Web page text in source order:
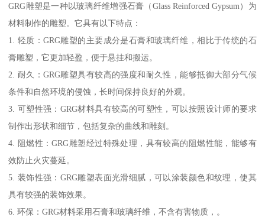
GRG雕塑是一种以玻璃纤维增强石膏（Glass Reinforced Gypsum）为
材料制作的雕塑。它具有以下特点：
1. 轻质：GRG雕塑的主要成分是石膏和玻璃纤维，相比于传统的石
膏雕塑，它更加轻盈，便于悬挂和搬运。
2. 耐久：GRG雕塑具有较高的强度和耐久性，能够抵御大部分气候
条件和自然环境的侵蚀，长时间保持良好的外观。
3. 可塑性强：GRG材料具有较高的可塑性，可以按照设计师的要求
制作出形状和细节，包括复杂的曲线和雕刻。
4. 阻燃性：GRG雕塑经过特殊处理，具有较高的阻燃性能，能够有
效防止火灾蔓延。
5. 装饰性强：GRG雕塑表面光滑细腻，可以涂装颜色和纹理，使其
具有较强的装饰效果。
6. 环保：GRG材料采用石膏和玻璃纤维，不含有害物质，。